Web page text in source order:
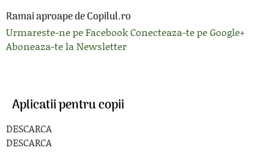
Ramai aproape de Copilul.ro
Urmareste-ne pe FacebookConecteaza-te pe Google+
Aboneaza-te la Newsletter
Aplicatii pentru copii
DESCARCA
DESCARCA